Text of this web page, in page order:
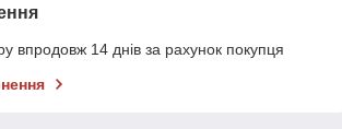
впродовж 14 днів за рахунок покупця